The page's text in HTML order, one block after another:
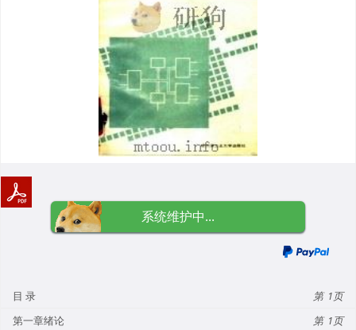
系统维护中...
目 录
1
第一章绪论
1